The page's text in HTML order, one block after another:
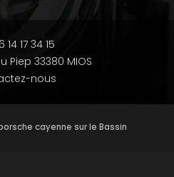
14 17 34 15
Piep 33380 MIOS
nous
cayenne sur le Bassin